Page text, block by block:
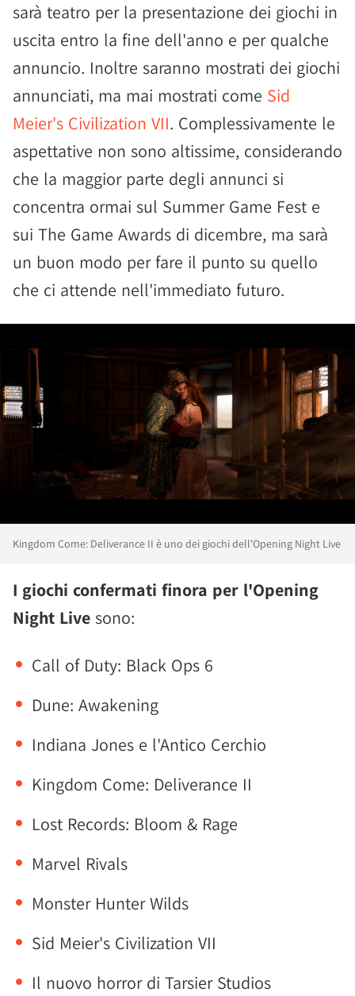
sarà teatro per la presentazione dei giochi in
uscita entro la fine dell'anno e per qualche
annuncio. Inoltre saranno mostrati dei giochi
annunciati, ma mai mostrati come Sid
Meier's Civilization VII. Complessivamente le
aspettative non sono altissime, considerando
che la maggior parte degli annunci si
concentra ormai sul Summer Game Fest e
sui The Game Awards di dicembre, ma sarà
un buon modo per fare il punto su quello
che ci attende nell'immediato futuro.
Kingdom Come: Deliverance II è uno dei giochi dell'Opening Night Live
I giochi confermati finora per l'Opening
Night Live sono:
Call of Duty: Black Ops 6
Dune: Awakening
Indiana Jones e l'Antico Cerchio
Kingdom Come: Deliverance II
Lost Records: Bloom & Rage
Marvel Rivals
Monster Hunter Wilds
Sid Meier's Civilization VII
Il nuovo horror di Tarsier Studios